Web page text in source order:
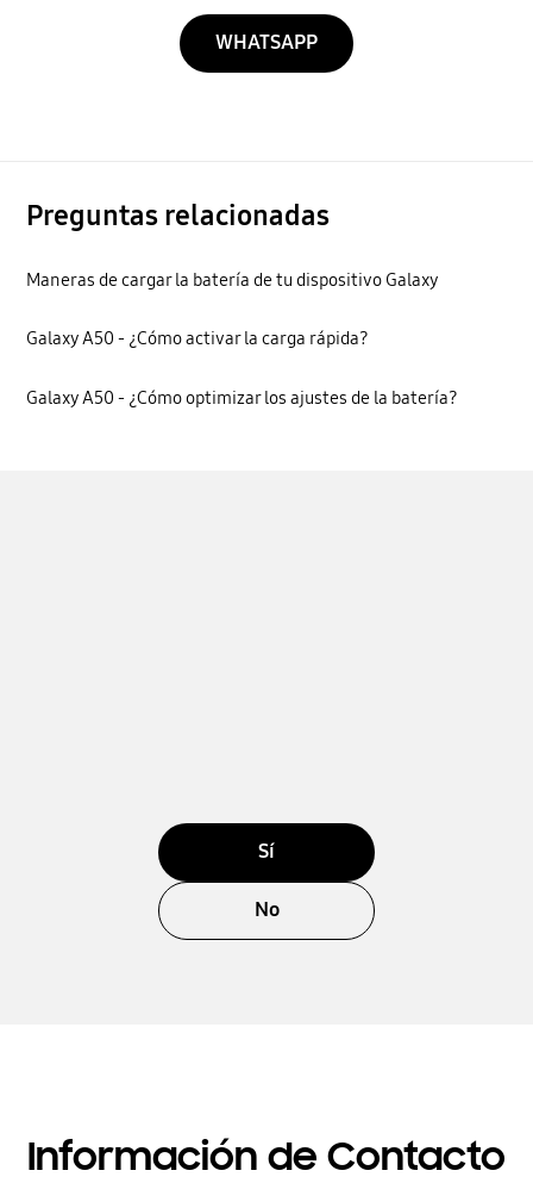
WHATSAPP
Preguntas relacionadas
Maneras de cargar la batería de tu dispositivo Galaxy
Galaxy A50 - ¿Cómo activar la carga rápida?
Galaxy A50 - ¿Cómo optimizar los ajustes de la batería?
Sí
No
Información de Contacto